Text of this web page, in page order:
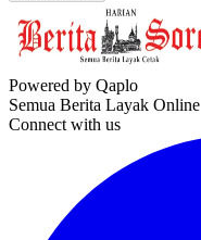
Powered by Qaplo
Semua Berita Layak Online
Connect with us